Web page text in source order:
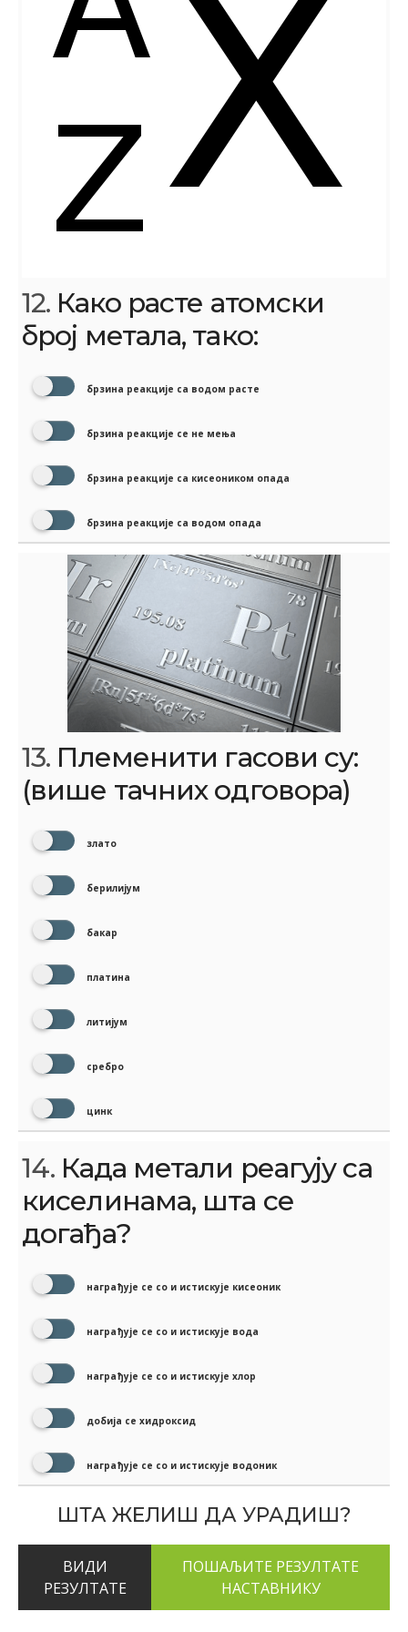
12. Како расте атомски
број метала, тако:
брзина реакције са водом расте
брзина реакције се не мења
брзина реакције са кисеоником опада
брзина реакције са водом опада
13. Племенити гасови су:
(више тачних одговора)
злато
берилијум
бакар
платина
литијум
сребро
цинк
14. Када метали реагују са
киселинама, шта се
догађа?
награђује се со и истискује кисеоник
награђује се со и истискује вода
награђује се со и истискује хлор
добија се хидроксид
награђује се со и истискује водоник
ШТА ЖЕЛИШ ДА УРАДИШ?
ВИДИ
РЕЗУЛТАТЕ